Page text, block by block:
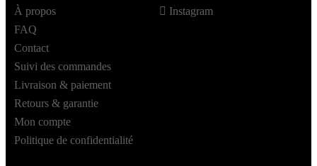
À propos
FAQ
Contact
Suivi des commandes
Livraison & paiement
Retours & garantie
Mon compte
Politique de confidentialité
Instagram